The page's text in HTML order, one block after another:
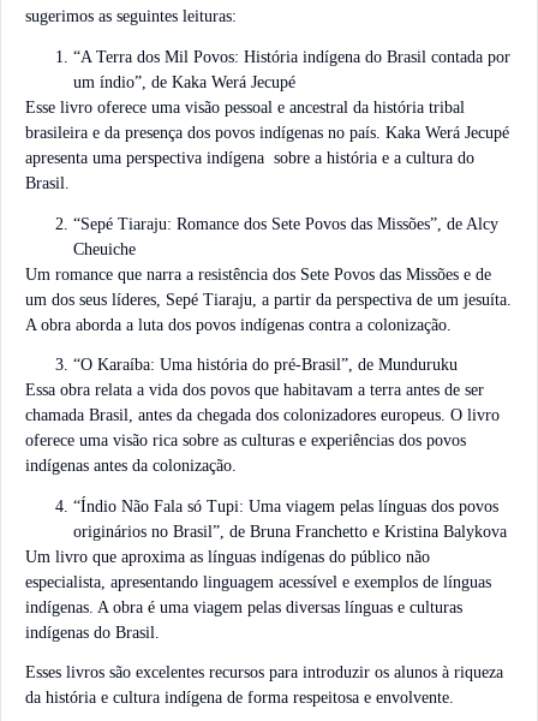
sugerimos as seguintes leituras:
“A Terra dos Mil Povos: História indígena do Brasil contada por
um índio”, de Kaka Werá Jecupé
Esse livro oferece uma visão pessoal e ancestral da história tribal
brasileira e da presença dos povos indígenas no país. Kaka Werá Jecupé
apresenta uma perspectiva indígena sobre a história e a cultura do
Brasil.
“Sepé Tiaraju: Romance dos Sete Povos das Missões”, de Alcy
Cheuiche
Um romance que narra a resistência dos Sete Povos das Missões e de
um dos seus líderes, Sepé Tiaraju, a partir da perspectiva de um jesuíta.
A obra aborda a luta dos povos indígenas contra a colonização.
“O Karaíba: Uma história do pré-Brasil”, de Munduruku
Essa obra relata a vida dos povos que habitavam a terra antes de ser
chamada Brasil, antes da chegada dos colonizadores europeus. O livro
oferece uma visão rica sobre as culturas e experiências dos povos
indígenas antes da colonização.
“Índio Não Fala só Tupi: Uma viagem pelas línguas dos povos
originários no Brasil”, de Bruna Franchetto e Kristina Balykova
Um livro que aproxima as línguas indígenas do público não
especialista, apresentando linguagem acessível e exemplos de línguas
indígenas. A obra é uma viagem pelas diversas línguas e culturas
indígenas do Brasil.
Esses livros são excelentes recursos para introduzir os alunos à riqueza
da história e cultura indígena de forma respeitosa e envolvente.